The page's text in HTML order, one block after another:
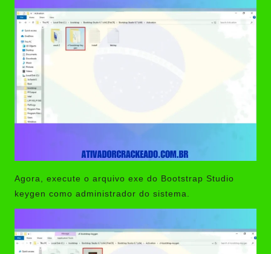
Agora, execute o arquivo exe do Bootstrap Studio
keygen como administrador do sistema.